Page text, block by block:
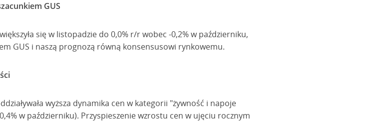
GUS
się w listopadzie do 0,0% r/r wobec -0,2% w październiku,
GUS i naszą prognozą równą konsensusowi rynkowemu.
wyższa dynamika cen w kategorii "żywność i napoje
w październiku). Przyspieszenie wzrostu cen w ujęciu rocznym